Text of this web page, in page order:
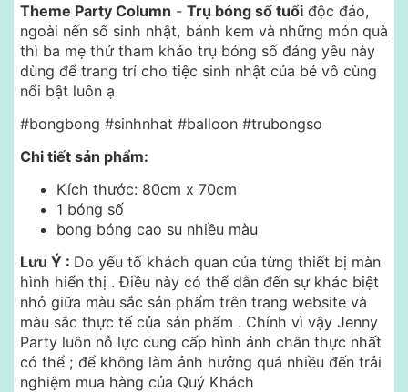
Theme Party Column - Trụ bóng số tuổi độc đáo,
ngoài nến số sinh nhật, bánh kem và những món quà
thì ba mẹ thử tham khảo trụ bóng số đáng yêu này
dùng để trang trí cho tiệc sinh nhật của bé vô cùng
nổi bật luôn ạ
#bongbong #sinhnhat #balloon #trubongso
Chi tiết sản phẩm:
Kích thước: 80cm x 70cm
1 bóng số
bong bóng cao su nhiều màu
Lưu Ý : Do yếu tố khách quan của từng thiết bị màn
hình hiển thị . Điều này có thể dẫn đến sự khác biệt
nhỏ giữa màu sắc sản phẩm trên trang website và
màu sắc thực tế của sản phẩm . Chính vì vậy Jenny
Party luôn nỗ lực cung cấp hình ảnh chân thực nhất
có thể ; để không làm ảnh hưởng quá nhiều đến trải
nghiệm mua hàng của Quý Khách